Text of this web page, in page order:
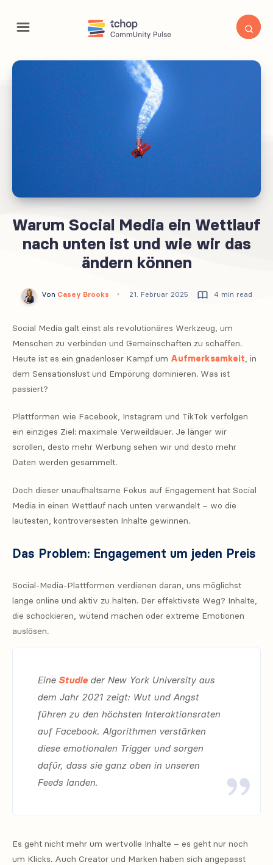
Warum Social Media ein Wettlauf
nach unten ist und wie wir das
ändern können
Von Casey Brooks 21. Februar 2025 4 min read
Social Media galt einst als revolutionäres Werkzeug, um
Menschen zu verbinden und Gemeinschaften zu schaffen.
Heute ist es ein gnadenloser Kampf um Aufmerksamkeit , in
dem Sensationslust und Empörung dominieren. Was ist
passiert?
Plattformen wie Facebook, Instagram und TikTok verfolgen
ein einziges Ziel: maximale Verweildauer. Je länger wir
scrollen, desto mehr Werbung sehen wir und desto mehr
Daten werden gesammelt.
Doch dieser unaufhaltsame Fokus auf Engagement hat Social
Media in einen Wettlauf nach unten verwandelt – wo die
lautesten, kontroversesten Inhalte gewinnen.
Das Problem: Engagement um jeden Preis
Social-Media-Plattformen verdienen daran, uns möglichst
lange online und aktiv zu halten. Der effektivste Weg? Inhalte,
die schockieren, wütend machen oder extreme Emotionen
auslösen.
Eine Studie der New York University aus
dem Jahr 2021 zeigt: Wut und Angst
führen zu den höchsten Interaktionsraten
auf Facebook. Algorithmen verstärken
diese emotionalen Trigger und sorgen
dafür, dass sie ganz oben in unseren
Feeds landen.
Es geht nicht mehr um wertvolle Inhalte – es geht nur noch
um Klicks. Auch Creator und Marken haben sich angepasst